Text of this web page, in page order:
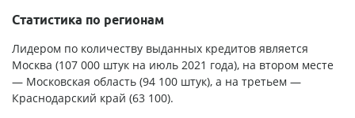
Статистика по регионам
Лидером по количеству выданных кредитов является
Москва (107 000 штук на июль 2021 года), на втором месте
— Московская область (94 100 штук), а на третьем —
Краснодарский край (63 100).